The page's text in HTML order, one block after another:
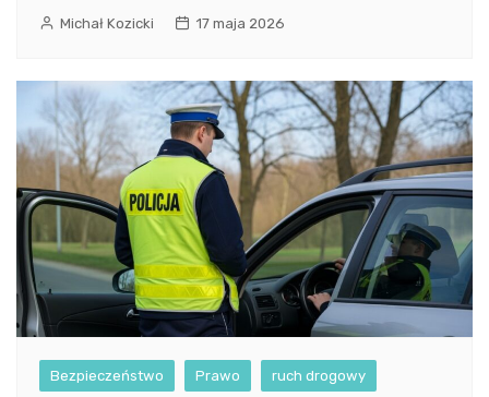
Michał Kozicki 17 maja 2026
Bezpieczeństwo Prawo ruch drogowy